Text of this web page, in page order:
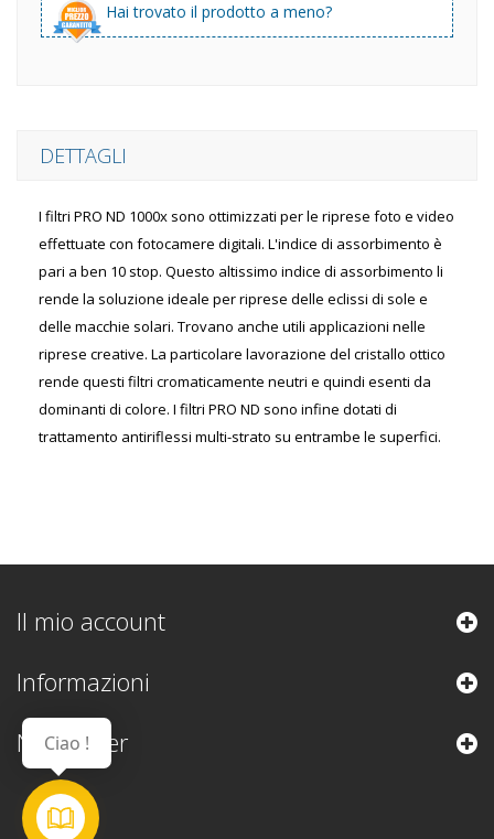
Hai trovato il prodotto a meno?
DETTAGLI
I filtri PRO ND 1000x sono ottimizzati per le riprese foto e video
effettuate con fotocamere digitali. L'indice di assorbimento è
pari a ben 10 stop. Questo altissimo indice di assorbimento li
rende la soluzione ideale per riprese delle eclissi di sole e
delle macchie solari. Trovano anche utili applicazioni nelle
riprese creative. La particolare lavorazione del cristallo ottico
rende questi filtri cromaticamente neutri e quindi esenti da
dominanti di colore. I filtri PRO ND sono infine dotati di
trattamento antiriflessi multi-strato su entrambe le superfici.
Il mio account
Informazioni
Newsletter
Contattaci
Ciao !